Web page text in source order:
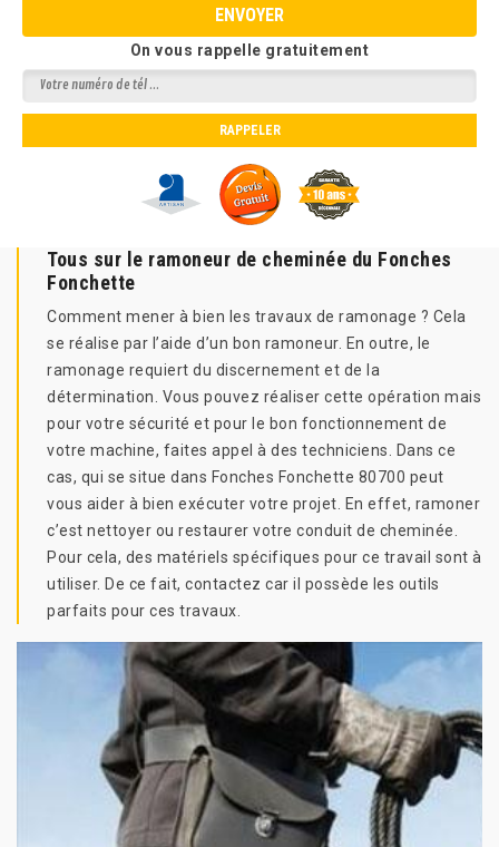
On vous rappelle gratuitement
Tous sur le ramoneur de cheminée du Fonches
Fonchette
Comment mener à bien les travaux de ramonage ? Cela
se réalise par l’aide d’un bon ramoneur. En outre, le
ramonage requiert du discernement et de la
détermination. Vous pouvez réaliser cette opération mais
pour votre sécurité et pour le bon fonctionnement de
votre machine, faites appel à des techniciens. Dans ce
cas, qui se situe dans Fonches Fonchette 80700 peut
vous aider à bien exécuter votre projet. En effet, ramoner
c’est nettoyer ou restaurer votre conduit de cheminée.
Pour cela, des matériels spécifiques pour ce travail sont à
utiliser. De ce fait, contactez car il possède les outils
parfaits pour ces travaux.